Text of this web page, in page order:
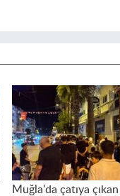
Muğla'da çatıya